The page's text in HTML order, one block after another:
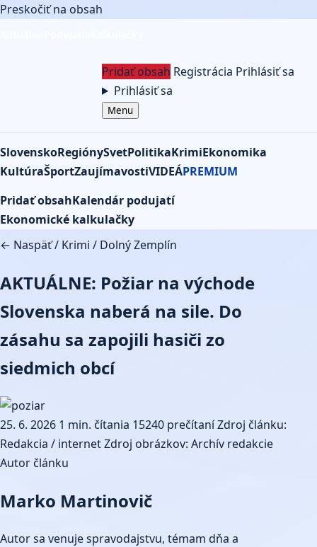
Preskočiť na obsah
Pridať obsah Registrácia Prihlásiť sa
Prihlásiť sa
Menu
SlovenskoRegiónySvetPolitikaKrimiEkonomika
KultúraŠportZaujímavostiVIDEÁPREMIUM
Pridať obsahKalendár podujatí
Ekonomické kalkulačky
← Naspäť/ Krimi / Dolný Zemplín
AKTUÁLNE: Požiar na východe
Slovenska naberá na sile. Do
zásahu sa zapojili hasiči zo
siedmich obcí
25. 6. 2026 1 min. čítania 15240 prečítaníZdroj článku:
Redakcia / internetZdroj obrázkov: Archív redakcie
Autor článku
Marko Martinovič
Autor sa venuje spravodajstvu, témam dňa a